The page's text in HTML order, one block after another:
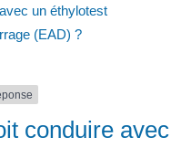
un éthylotest
(EAD) ?
conduire avec